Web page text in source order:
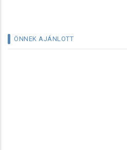
ÖNNEK AJÁNLOTT